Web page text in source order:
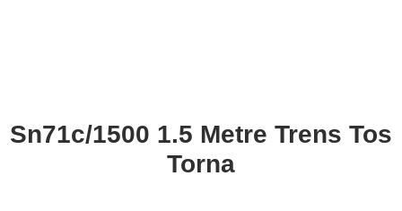
Sn71c/1500 1.5 Metre Trens Tos
Torna